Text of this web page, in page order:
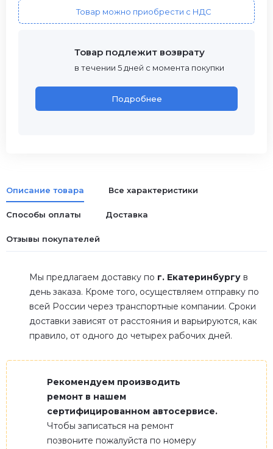
Товар можно приобрести с НДС
Товар подлежит возврату
в течении 5 дней с момента покупки
Подробнее
Описание товара Все характеристики
Способы оплаты Доставка
Отзывы покупателей
Мы предлагаем доставку по г. Екатеринбургу в
день заказа. Кроме того, осуществляем отправку по
всей России через транспортные компании. Сроки
доставки зависят от расстояния и варьируются, как
правило, от одного до четырех рабочих дней.
Рекомендуем производить
ремонт в нашем
сертифицированном автосервисе.
Чтобы записаться на ремонт
позвоните пожалуйста по номеру